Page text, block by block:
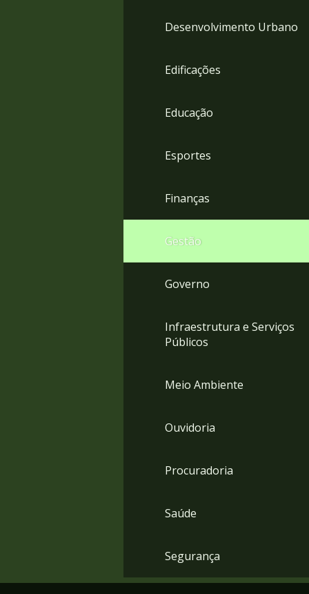
Desenvolvimento Urbano
Edificações
Educação
Esportes
Finanças
Gestão
Governo
Infraestrutura e Serviços
Públicos
Meio Ambiente
Ouvidoria
Procuradoria
Saúde
Segurança